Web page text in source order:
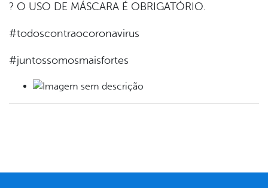
? O USO DE MÁSCARA É OBRIGATÓRIO.
#todoscontraocoronavirus
#juntossomosmaisfortes